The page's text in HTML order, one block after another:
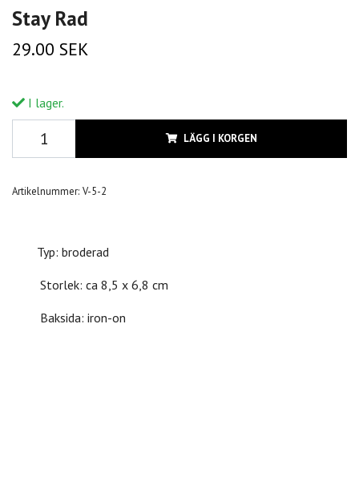
Stay Rad
29.00 SEK
I lager.
LÄGG I KORGEN
Artikelnummer: V-5-2
Typ: broderad
Storlek: ca 8,5 x 6,8 cm
Baksida: iron-on